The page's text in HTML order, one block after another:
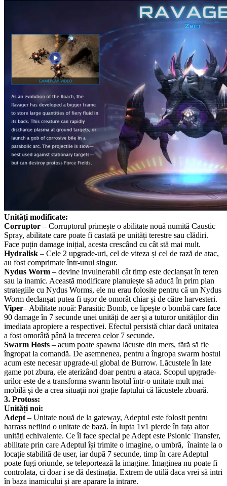
Unități modificate:
Corruptor – Corruptorul primește o abilitate nouă numită Caustic
Spray, abilitate care poate fi castată pe unități terestre sau clădiri.
Face puțin damage inițial, acesta crescând cu cât stă mai mult.
Hydralisk – Cele 2 upgrade-uri, cel de viteza și cel de rază de atac,
au fost comprimate într-unul singur.
Nydus Worm – devine invulnerabil cât timp este declanșat în teren
sau la inamic. Această modificare planuiește să aducă în prim plan
strategiile cu Nydus Worms, ele nu erau folosite pentru că un Nydus
Worm declanșat putea fi ușor de omorât chiar și de către harvesteri.
Viper– Abilitate nouă: Parasitic Bomb, ce lipește o bombă care face
90 damage în 7 secunde unei unități de aer și a tuturor unităților din
imediata apropiere a respectivei. Efectul persistă chiar dacă unitatea
a fost omorâtă până la trecerea celor 7 secunde.
Swarm Hosts – acum poate spawna lăcuste din mers, fără să fie
îngropat la comandă. De asemnenea, pentru a îngropa swarm hostul
acum este necesar upgrade-ul global de Burrow. Lăcustele în late
game pot zbura, ele aterizând doar pentru a ataca. Scopul upgrade-
urilor este de a transforma swarm hsotul într-o unitate mult mai
mobilă și de a crea situații noi grație faptului că lăcustele zboară.
3. Protoss:
Unități noi:
Adept – Unitate nouă de la gateway, Adeptul este folosit pentru
harrass nefiind o unitate de bază. În lupta 1v1 pierde în fața altor
unități echivalente. Ce îl face special pe Adept este Psionic Transfer,
abilitate prin care Adeptul își trimite o imagine, o umbră, înainte la o
locație stabilită de user, iar după 7 secunde, timp în care Adeptul
poate fugi oriunde, se teleportează la imagine. Imaginea nu poate fi
controlata, ci doar i se dă destinația. Extrem de utilă daca vrei să intri
în baza inamicului și are aparare la intrare.